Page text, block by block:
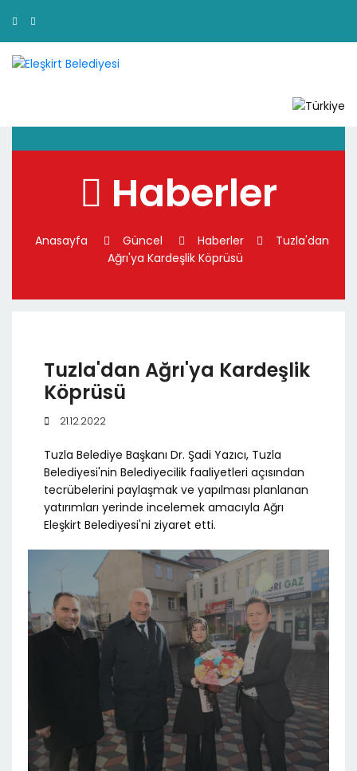
Haberler
Anasayfa Güncel Haberler
Tuzla'dan
Ağrı'ya Kardeşlik Köprüsü
Tuzla'dan Ağrı'ya Kardeşlik
Köprüsü
21.12.2022
Tuzla Belediye Başkanı Dr. Şadi Yazıcı, Tuzla
Belediyesi'nin Belediyecilik faaliyetleri açısından
tecrübelerini paylaşmak ve yapılması planlanan
yatırımları yerinde incelemek amacıyla Ağrı
Eleşkirt Belediyesi'ni ziyaret etti.